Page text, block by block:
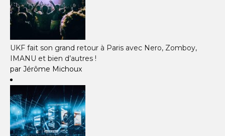
UKF fait son grand retour à Paris avec Nero, Zomboy,
IMANU et bien d’autres !
par Jérôme Michoux